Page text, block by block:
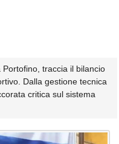
traccia il bilancio
Dalla gestione tecnica
critica sul sistema